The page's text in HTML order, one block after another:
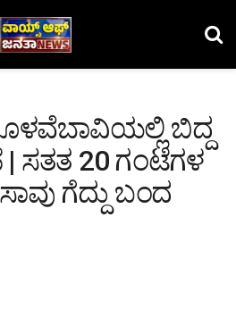
ಬಿದ್ದ
| ಸತತ 20 ಗಂಟೆಗಳ
ಗೆದ್ದು ಬಂದ